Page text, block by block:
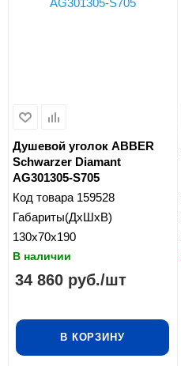
Душевой уголок ABBER
Schwarzer Diamant
AG301305-S705
Код товара 159528
Габариты(ДхШхВ)
130x70x190
В наличии
34 860 руб./шт
В КОРЗИНУ